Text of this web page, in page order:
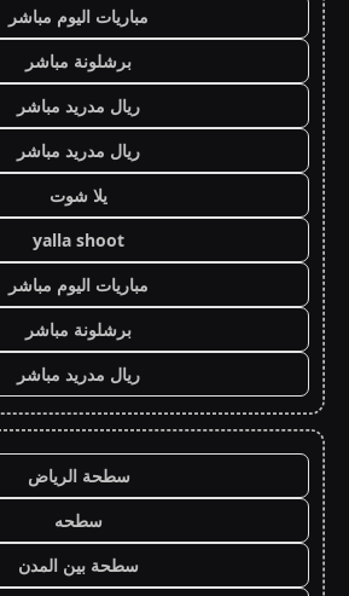
مباريات اليوم مباشر
برشلونة مباشر
ريال مدريد مباشر
ريال مدريد مباشر
يلا شوت
yalla shoot
مباريات اليوم مباشر
برشلونة مباشر
ريال مدريد مباشر
سطحة الرياض
سطحه
سطحة بين المدن